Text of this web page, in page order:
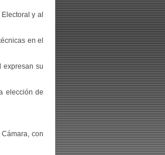
y al
en el
expresan su
elección de
con